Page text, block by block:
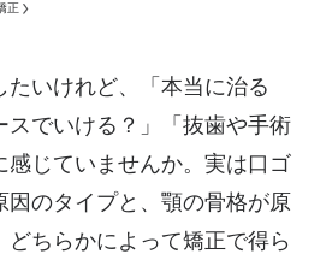
正
たいけれど、「本当に治る
スでいける？」「抜歯や手術
感じていませんか。実は口ゴ
因のタイプと、顎の骨格が原
どちらかによって矯正で得ら